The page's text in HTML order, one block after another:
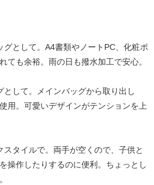
グとして。A4書類やノートPC、化粧ポ
ても余裕。雨の日も撥水加工で安心。
として。メインバッグから取り出し
用。可愛いデザインがテンションを上
スタイルで。両手が空くので、子供と
操作したりするのに便利。ちょっとし